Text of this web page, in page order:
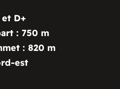
D+
: 750 m
: 820 m
est